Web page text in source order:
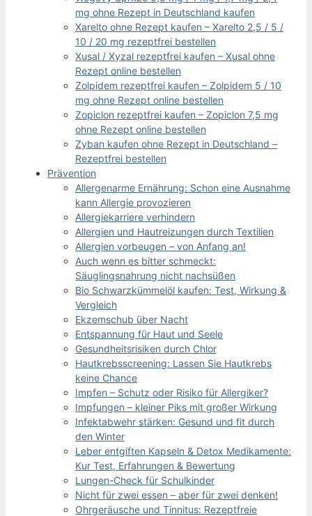
mg ohne Rezept in Deutschland kaufen
Xarelto ohne Rezept kaufen – Xarelto 2,5 / 5 /
10 / 20 mg rezeptfrei bestellen
Xusal / Xyzal rezeptfrei kaufen – Xusal ohne
Rezept online bestellen
Zolpidem rezeptfrei kaufen – Zolpidem 5 / 10
mg ohne Rezept online bestellen
Zopiclon rezeptfrei kaufen – Zopiclon 7,5 mg
ohne Rezept online bestellen
Zyban kaufen ohne Rezept in Deutschland –
Rezeptfrei bestellen
Prävention
Allergenarme Ernährung: Schon eine Ausnahme
kann Allergie provozieren
Allergiekarriere verhindern
Allergien und Hautreizungen durch Textilien
Allergien vorbeugen – von Anfang an!
Auch wenn es bitter schmeckt:
Säuglingsnahrung nicht nachsüßen
Bio Schwarzkümmelöl kaufen: Test, Wirkung &
Vergleich
Ekzemschub über Nacht
Entspannung für Haut und Seele
Gesundheitsrisiken durch Chlor
Hautkrebsscreening: Lassen Sie Hautkrebs
keine Chance
Impfen – Schutz oder Risiko für Allergiker?
Impfungen – kleiner Piks mit großer Wirkung
Infektabwehr stärken: Gesund und fit durch
den Winter
Leber entgiften Kapseln & Detox Medikamente:
Kur Test, Erfahrungen & Bewertung
Lungen-Check für Schulkinder
Nicht für zwei essen – aber für zwei denken!
Ohrgeräusche und Tinnitus: Rezeptfreie